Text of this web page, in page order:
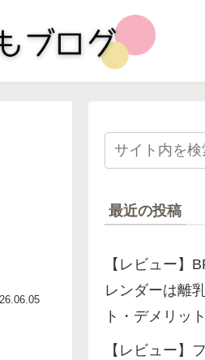
最近の投稿
【レビュー】
レンダーは離
ト・デメリッ
【レビュー】